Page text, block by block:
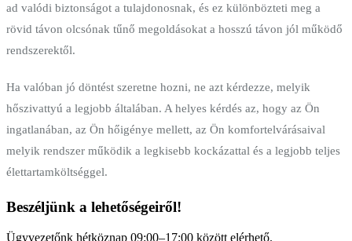
ad valódi biztonságot a tulajdonosnak, és ez különbözteti meg a
rövid távon olcsónak tűnő megoldásokat a hosszú távon jól működő
rendszerektől.
Ha valóban jó döntést szeretne hozni, ne azt kérdezze, melyik
hőszivattyú a legjobb általában. A helyes kérdés az, hogy az Ön
ingatlanában, az Ön hőigénye mellett, az Ön komfortelvárásaival
melyik rendszer működik a legkisebb kockázattal és a legjobb teljes
élettartamköltséggel.
Beszéljünk a lehetőségeiről!
Ügyvezetőnk hétköznap 09:00–17:00 között elérhető.